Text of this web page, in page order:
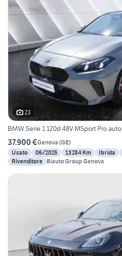
23
BMW Serie 1 120d 48V MSport Pro auto
37.900 €Genova (GE)
Usato
06/2025 13284 Km Ibrida
Rivenditore Biauto Group Genova